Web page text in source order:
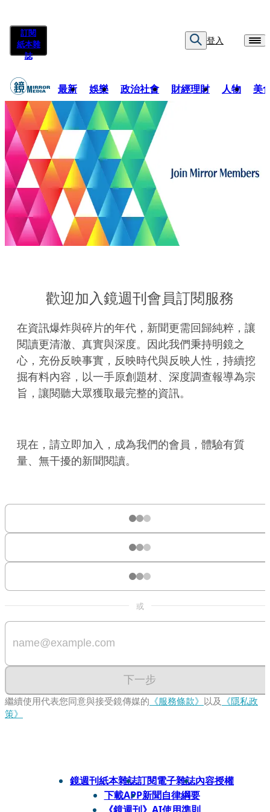
訂閱
紙本雜
誌
登入
最新 娛樂 政治社會 財經理財 人物 美
歡迎加入鏡週刊會員訂閱服務
在資訊爆炸與碎片的年代，新聞更需回歸純粹，讓
閱讀更清澈、真實與深度。因此我們秉持明鏡之
心，充份反映事實，反映時代與反映人性，持續挖
掘有料內容，以一手原創題材、深度調查報導為宗
旨，讓閱聽大眾獲取最完整的資訊。
現在，請立即加入，成為我們的會員，體驗有質
量、無干擾的新聞閱讀。
或
下一步
繼續使用代表您同意與接受鏡傳媒的 《服務條款》 以及 《隱私政
策》
鏡週刊紙本雜誌訂閱電子雜誌內容授權
下載APP新聞自律綱要